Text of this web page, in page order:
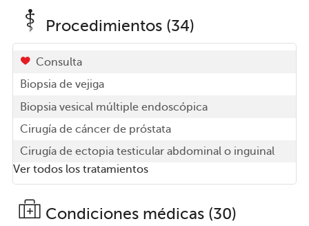
Procedimientos (34)
Consulta
Biopsia de vejiga
Biopsia vesical múltiple endoscópica
Cirugía de cáncer de próstata
Cirugía de ectopia testicular abdominal o inguinal
Ver todos los tratamientos
Condiciones médicas (30)